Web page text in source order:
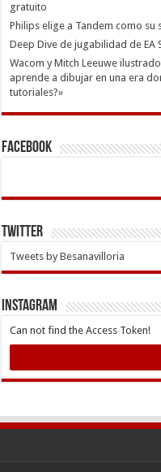
gratuito
Philips elige a Tandem como su
Deep Dive de jugabilidad de EA
Wacom y Mitch Leeuwe
aprende a dibujar en una era
tutoriales?»
Facebook
Twitter
Tweets by Besanavilloria
INSTAGRAM
Can not find the Access Token!